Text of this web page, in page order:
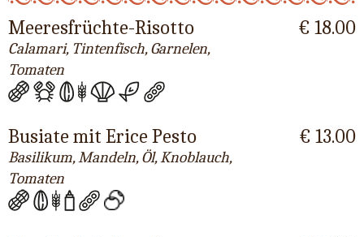
Meeresfrüchte-Risotto
Calamari, Tintenfisch, Garnelen,
Tomaten
€ 18.00
Busiate mit Erice Pesto
Basilikum, Mandeln, Öl, Knoblauch,
Tomaten
€ 13.00